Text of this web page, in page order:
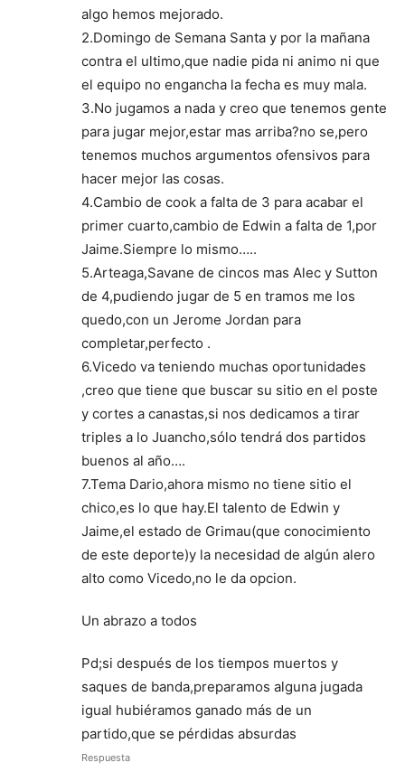
algo hemos mejorado.
2.Domingo de Semana Santa y por la mañana
contra el ultimo,que nadie pida ni animo ni que
el equipo no engancha la fecha es muy mala.
3.No jugamos a nada y creo que tenemos gente
para jugar mejor,estar mas arriba?no se,pero
tenemos muchos argumentos ofensivos para
hacer mejor las cosas.
4.Cambio de cook a falta de 3 para acabar el
primer cuarto,cambio de Edwin a falta de 1,por
Jaime.Siempre lo mismo…..
5.Arteaga,Savane de cincos mas Alec y Sutton
de 4,pudiendo jugar de 5 en tramos me los
quedo,con un Jerome Jordan para
completar,perfecto .
6.Vicedo va teniendo muchas oportunidades
,creo que tiene que buscar su sitio en el poste
y cortes a canastas,si nos dedicamos a tirar
triples a lo Juancho,sólo tendrá dos partidos
buenos al año….
7.Tema Dario,ahora mismo no tiene sitio el
chico,es lo que hay.El talento de Edwin y
Jaime,el estado de Grimau(que conocimiento
de este deporte)y la necesidad de algún alero
alto como Vicedo,no le da opcion.
Un abrazo a todos
Pd;si después de los tiempos muertos y
saques de banda,preparamos alguna jugada
igual hubiéramos ganado más de un
partido,que se pérdidas absurdas
Respuesta